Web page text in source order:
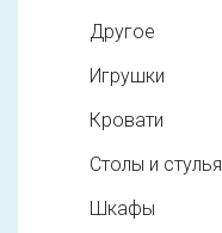
Другое
Игрушки
Кровати
Столы и стулья
Шкафы